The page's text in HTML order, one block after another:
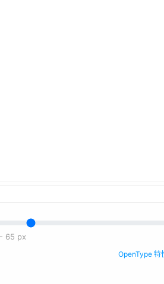
65 px
OpenType 特